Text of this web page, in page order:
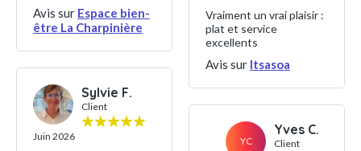
Avis sur Espace bien-
être La Charpinière
Sylvie F.
Client
Juin 2026
Vraiment un vrai plaisir :
plat et service
excellents
Avis sur Itsasoa
YC
Yves C.
Client